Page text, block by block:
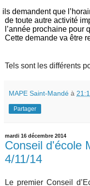
ils demandent que
de toute autre activité
l’année prochaine pour
Cette demande va être
Tels sont les différents
MAPE Saint-Mandé à
Partager
mardi 16 décembre 2014
Conseil d'école
4/11/14
Le premier Conseil